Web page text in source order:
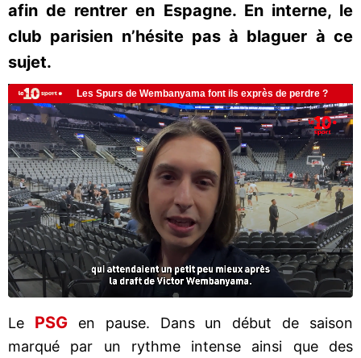
afin de rentrer en Espagne. En interne, le
club parisien n’hésite pas à blaguer à ce
sujet.
Le PSG
en pause. Dans un début de saison
marqué par un rythme intense ainsi que des